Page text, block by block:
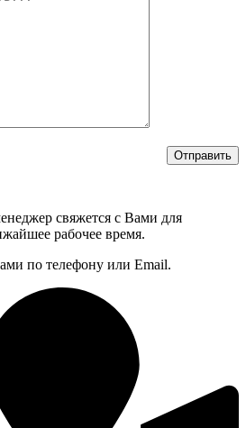
свяжется с Вами для
рабочее время.
по телефону или Email.